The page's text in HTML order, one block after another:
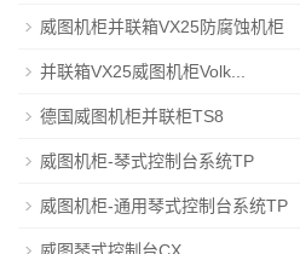
威图机柜并联箱VX25防腐蚀机柜
并联箱VX25威图机柜Volk...
德国威图机柜并联柜TS8
威图机柜-琴式控制台系统TP
威图机柜-通用琴式控制台系统TP